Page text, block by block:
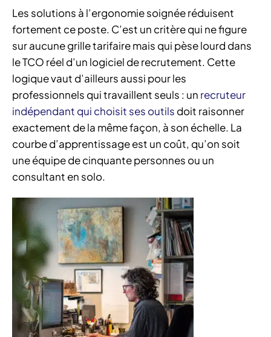
Les solutions à l’ergonomie soignée réduisent
fortement ce poste. C’est un critère qui ne figure
sur aucune grille tarifaire mais qui pèse lourd dans
le TCO réel d’un logiciel de recrutement. Cette
logique vaut d’ailleurs aussi pour les
professionnels qui travaillent seuls : un recruteur
indépendant qui choisit ses outils doit raisonner
exactement de la même façon, à son échelle. La
courbe d’apprentissage est un coût, qu’on soit
une équipe de cinquante personnes ou un
consultant en solo.